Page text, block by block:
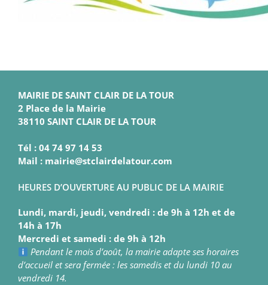
MAIRIE DE SAINT CLAIR DE LA TOUR
2 Place de la Mairie
38110 SAINT CLAIR DE LA TOUR
Tél : 04 74 97 14 53
Mail : mairie@stclairdelatour.com
HEURES D’OUVERTURE AU PUBLIC DE LA MAIRIE
Lundi, mardi, jeudi, vendredi : de 9h à 12h et de
14h à 17h
Mercredi et samedi : de 9h à 12h
Pendant le mois d’août, la mairie adapte ses horaires
d’accueil et sera fermée : les samedis et du lundi 10 au
vendredi 14.